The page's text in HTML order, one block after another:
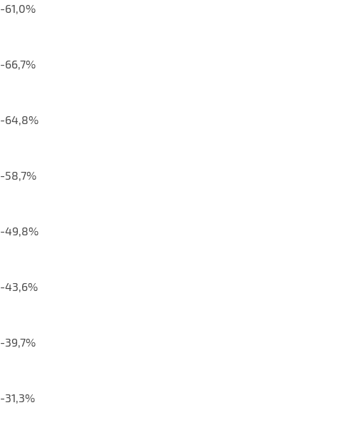
-61,0%
-66,7%
-64,8%
-58,7%
-49,8%
-43,6%
-39,7%
-31,3%